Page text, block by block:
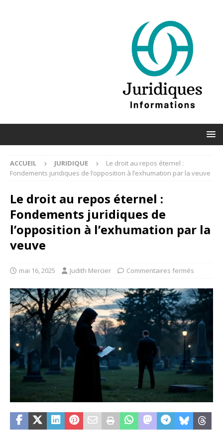
ACCUEIL JURIDIQUE
Le droit au repos éternel :
Fondements juridiques de l’opposition à l’exhumation par la veuve
Le droit au repos éternel :
Fondements juridiques de
l’opposition à l’exhumation par la
veuve
mai 16, 2025 Judith Mercier Commentaires fermés